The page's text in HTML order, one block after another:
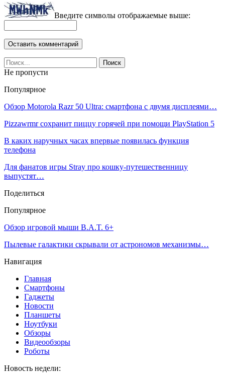
Введите символы отображаемые выше:
Не пропусти
Популярное
Обзор Motorola Razr 50 Ultra: смартфона с двумя дисплеями…
Pizzawrmr сохранит пиццу горячей при помощи PlayStation 5
В каких наручных часах впервые появилась функция
телефона
Для фанатов игры Stray про кошку-путешественницу
выпустят…
Поделиться
Популярное
Обзор игровой мыши B.A.T. 6+
Пылевые галактики скрывали от астрономов механизмы…
Навигация
Главная
Смартфоны
Гаджеты
Новости
Планшеты
Ноутбуки
Обзоры
Видеообзоры
Роботы
Новость недели: